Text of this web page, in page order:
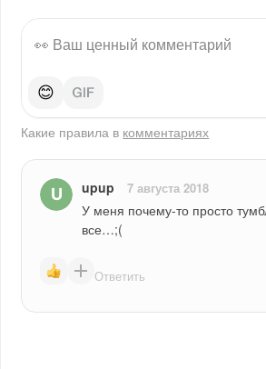
😊
Какие правила в комментариях
upup 7 августа 2018
У меня почему-то просто
все…;(
Ответить